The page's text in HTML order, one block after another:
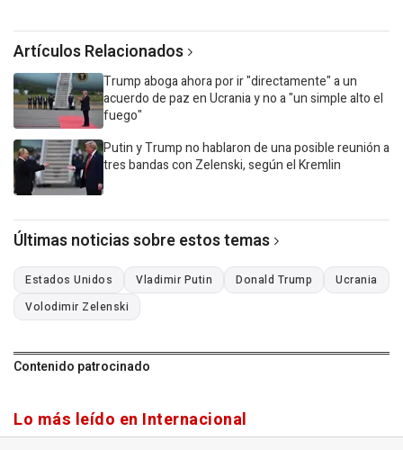
Artículos Relacionados
Trump aboga ahora por ir "directamente" a un
acuerdo de paz en Ucrania y no a "un simple alto el
fuego"
Putin y Trump no hablaron de una posible reunión a
tres bandas con Zelenski, según el Kremlin
Últimas noticias sobre estos temas
Estados Unidos Vladimir Putin Donald Trump
Ucrania
Volodimir Zelenski
Contenido patrocinado
Lo más leído en Internacional